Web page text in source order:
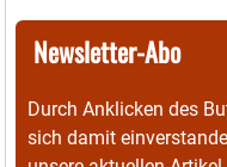
Newsletter-Abo
Durch Anklicken des
sich damit